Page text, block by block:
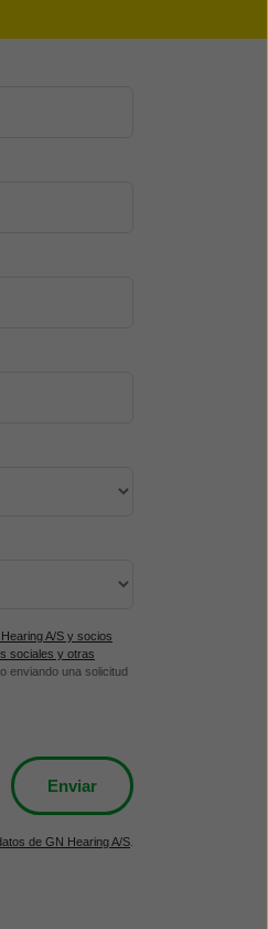
A/S y socios
sociales y otras
enviando una solicitud
de GN Hearing A/S